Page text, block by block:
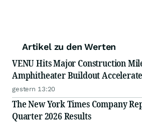
Artikel zu den Werten
VENU Hits Major Construction
Amphitheater Buildout
gestern 13:20
The New York Times Company
Quarter 2026 Results